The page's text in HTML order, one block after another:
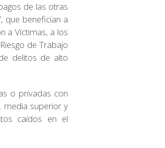
de las otras
que benefician a
a Víctimas, a los
de Trabajo
delitos de alto
o privadas con
media superior y
caídos en el